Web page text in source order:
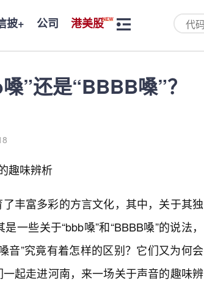
披+ 公司 港美股
”还是“BBBB嗓”？
趣味辨析
丰富多彩的方言文化，其中，关于其独
些关于“bbb嗓”和“BBBB嗓”的说法，
音”究竟有着怎样的区别？它们又为何会
起走进河南，来一场关于声音的趣味辨